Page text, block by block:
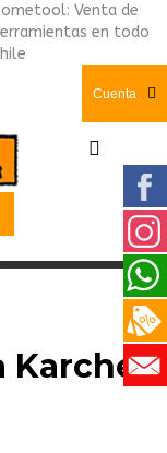
Venta de
en todo
Cuenta
Karcher